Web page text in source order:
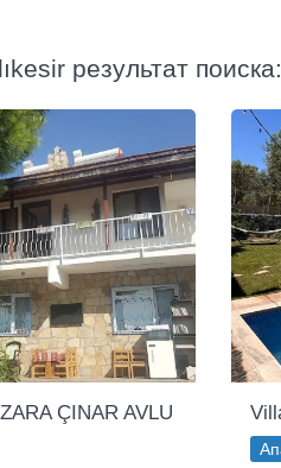
результат
ÇINAR AVLU